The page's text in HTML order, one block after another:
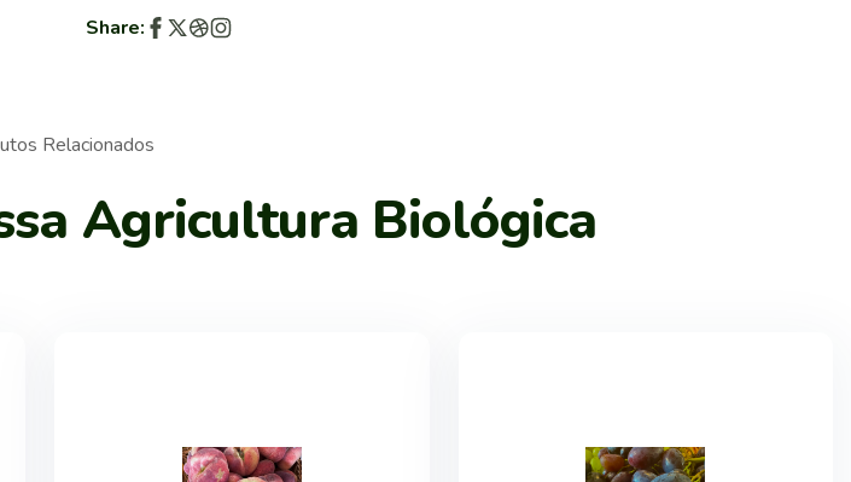
Share:
Relacionados
Agricultura Biológica